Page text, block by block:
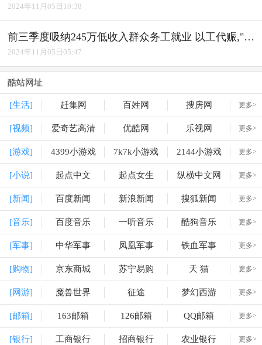
2024年11月05日10:38
前三季度吸纳245万低收入群众务工就业 以工代赈,"赈"出实效
2024年11月05日05:47
酷站网址
[生活] 赶集网 百姓网 搜房网 更多>
[视频] 爱奇艺高清 优酷网 乐视网 更多>
[游戏] 4399小游戏 7k7k小游戏 2144小游戏 更多>
[小说] 起点中文 起点女生 纵横中文网 更多>
[新闻] 百度新闻 新浪新闻 搜狐新闻 更多>
[音乐] 百度音乐 一听音乐 酷狗音乐 更多>
[军事] 中华军事 凤凰军事 铁血军事 更多>
[购物] 京东商城 苏宁易购 天 猫 更多>
[网游] 魔兽世界 征途 梦幻西游 更多>
[邮箱] 163邮箱 126邮箱 QQ邮箱 更多>
[银行] 工商银行 招商银行 农业银行 更多>